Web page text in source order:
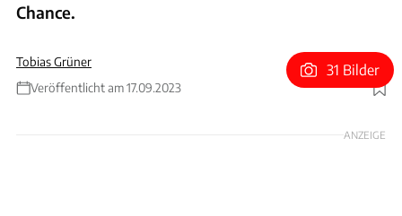
Chance.
Tobias Grüner
Veröffentlicht am 17.09.2023
Foto: Wilhelm
31 Bilder
ANZEIGE